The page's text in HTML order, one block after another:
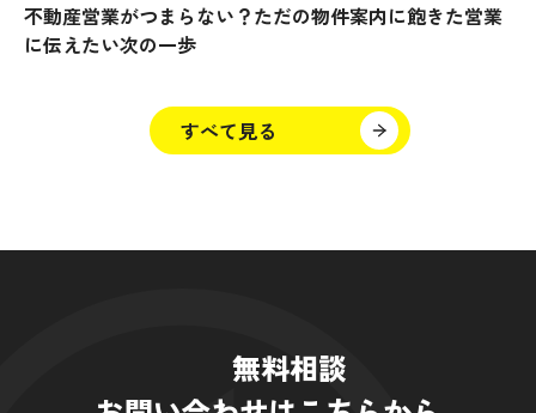
不動産営業がつまらない？ただの物件案内に飽きた営業
に伝えたい次の一歩
すべて見る
無料相談